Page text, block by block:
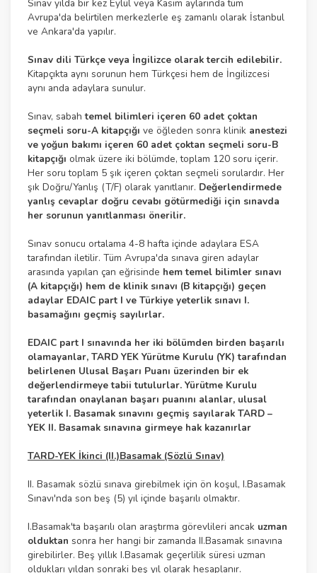
Sınav yılda bir kez Eylül veya Kasım aylarında tüm
Avrupa'da belirtilen merkezlerle eş zamanlı olarak İstanbul
ve Ankara'da yapılır.
Sınav dili Türkçe veya İngilizce olarak tercih edilebilir.
Kitapçıkta aynı sorunun hem Türkçesi hem de İngilizcesi
aynı anda adaylara sunulur.
Sınav, sabahtemel bilimleri içeren 60 adet çoktan
seçmeli soru-A kitapçığı ve öğleden sonra klinik anestezi
ve yoğun bakımı içeren 60 adet çoktan seçmeli soru-B
kitapçığı olmak üzere iki bölümde, toplam 120 soru içerir.
Her soru toplam 5 şık içeren çoktan seçmeli sorulardır. Her
şık Doğru/Yanlış (T/F) olarak yanıtlanır. Değerlendirmede
yanlış cevaplar doğru cevabı götürmediği için sınavda
her sorunun yanıtlanması önerilir.
Sınav sonucu ortalama 4-8 hafta içinde adaylara ESA
tarafından iletilir. Tüm Avrupa'da sınava giren adaylar
arasında yapılan çan eğrisinde hem temel bilimler sınavı
(A kitapçığı) hem de klinik sınavı (B kitapçığı) geçen
adaylar EDAIC part I ve Türkiye yeterlik sınavı I.
basamağını geçmiş sayılırlar.
EDAIC part I sınavında her iki bölümden birden başarılı
olamayanlar, TARD YEK Yürütme Kurulu (YK) tarafından
belirlenen Ulusal Başarı Puanı üzerinden bir ek
değerlendirmeye tabii tutulurlar. Yürütme Kurulu
tarafından onaylanan başarı puanını alanlar, ulusal
yeterlik I. Basamak sınavını geçmiş sayılarak TARD –
YEK II. Basamak sınavına girmeye hak kazanırlar
TARD-YEK İkinci (II.)Basamak (Sözlü Sınav)
II. Basamak sözlü sınava girebilmek için ön koşul, I.Basamak
Sınavı'nda son beş (5) yıl içinde başarılı olmaktır.
I.Basamak'ta başarılı olan araştırma görevlileri ancak uzman
olduktan sonra her hangi bir zamanda II.Basamak sınavına
girebilirler. Beş yıllık I.Basamak geçerlilik süresi uzman
oldukları yıldan sonraki beş yıl olarak hesaplanır.